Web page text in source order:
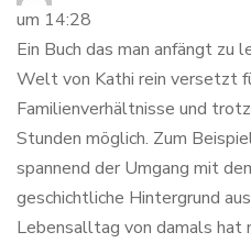
um 14:28
Ein Buch das man anfängt zu
Welt von Kathi rein versetzt
Familienverhältnisse und
Stunden möglich. Zum
spannend der Umgang mit
geschichtliche Hintergrund
Lebensalltag von damals hat